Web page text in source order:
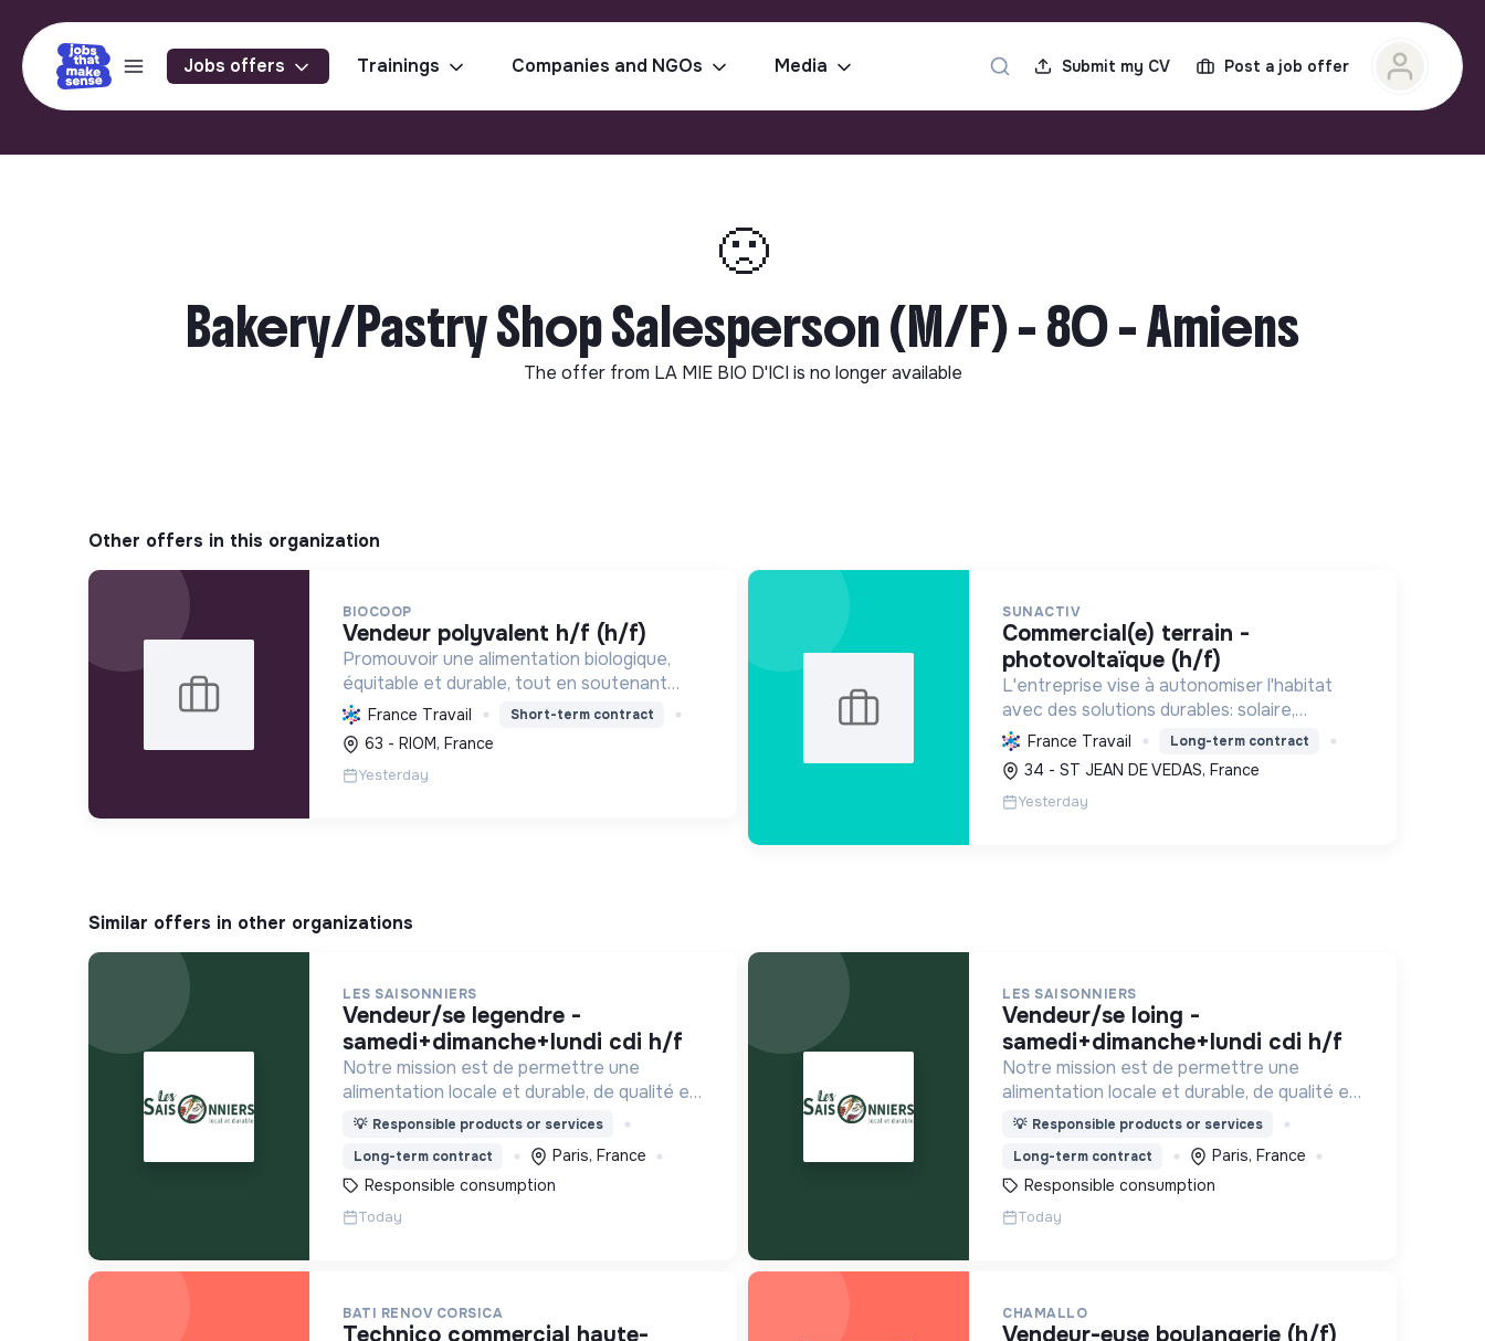
Jobs offers Trainings Companies and NGOs Media Submit my CV Post a job offer
🙁
Bakery/Pastry Shop Salesperson (M/F) - 80 - Amiens
The offer from LA MIE BIO D'ICI is no longer available
Other offers in this organization
BIOCOOP
vendeur polyvalent h/f (h/f)
Promouvoir une alimentation biologique,
équitable et durable, tout en soutenant
l'agriculture paysanne, en réduisant les
déchets et en agissant pour une société
plus juste et solidaire.
France Travail Short-term contract
63 - RIOM, France
Yesterday
SUNACTIV
commercial(e) terrain -
photovoltaïque (h/f)
L'entreprise vise à autonomiser l'habitat
avec des solutions durables: solaire,
pompes à chaleur, isolation, etc. Elle aide à
réduire l'empreinte carbone et les factures
énergétiques. Elle détient le ...
France Travail Long-term contract
34 - ST JEAN DE VEDAS, France
Yesterday
Similar offers in other organizations
LES SAISONNIERS
vendeur/se legendre -
samedi+dimanche+lundi cdi h/f
Notre mission est de permettre une
alimentation locale et durable, de qualité et
financièrement abordable.
💡 Responsible products or services
Long-term contract
Paris, France
Responsible consumption
Today
LES SAISONNIERS
vendeur/se loing -
samedi+dimanche+lundi cdi h/f
Notre mission est de permettre une
alimentation locale et durable, de qualité et
financièrement abordable.
💡 Responsible products or services
Long-term contract
Paris, France
Responsible consumption
Today
BATI RENOV CORSICA
technico commercial haute-
CHAMALLO
vendeur-euse boulangerie (h/f)